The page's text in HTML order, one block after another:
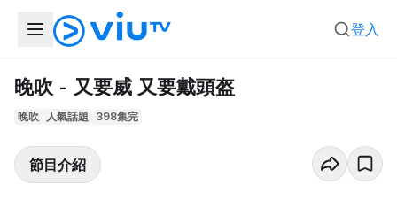
登入
晚吹 - 又要威 又要戴頭盔
晚吹 人氣話題 398集完
節目介紹